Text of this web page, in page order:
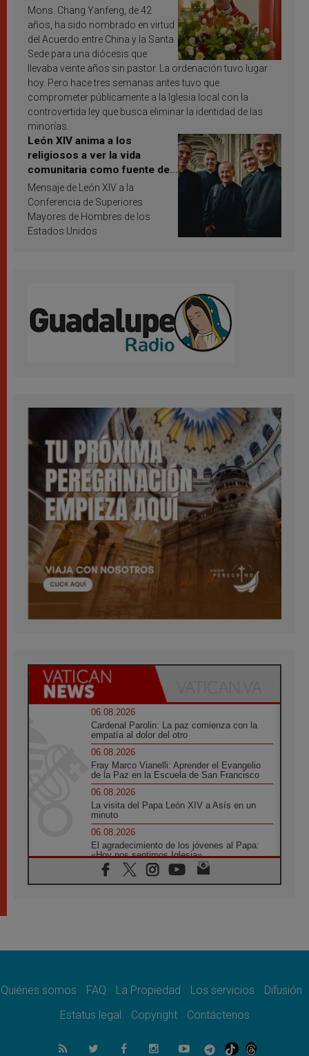
Mons. Chang Yanfeng, de 42
años, ha sido nombrado en virtud
del Acuerdo entre China y la Santa
Sede para una diócesis que
llevaba veinte años sin pastor. La ordenación tuvo lugar
hoy. Pero hace tres semanas antes tuvo que
comprometer públicamente a la Iglesia local con la
controvertida ley que busca eliminar la identidad de las
minorías.
León XIV anima a los
religiosos a ver la vida
comunitaria como fuente de
inspiración y santificación
Mensaje de León XIV a la
Conferencia de Superiores
Mayores de Hombres de los
Estados Unidos
06.08.2026
Cardenal Parolin: La paz comienza con la
empatía al dolor del otro
06.08.2026
Fray Marco Vianelli: Aprender el Evangelio
de la Paz en la Escuela de San Francisco
06.08.2026
La visita del Papa León XIV a Asís en un
minuto
06.08.2026
El agradecimiento de los jóvenes al Papa:
«Hoy nos sentimos Iglesia»
06.08.2026
Líbano: Reanudan los coloquios en Roma en
paz
Sturla: La visita de León XIV será una buena
06.08.2026
Quiénes somos FAQ La Propiedad Los servicios
Difusión
Estatus legal
Copyright Contáctenos